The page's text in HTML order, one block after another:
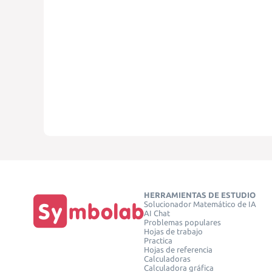
HERRAMIENTAS DE ESTUDIO
Solucionador Matemático de IA
AI Chat
Problemas populares
Hojas de trabajo
Practica
Hojas de referencia
Calculadoras
Calculadora gráfica